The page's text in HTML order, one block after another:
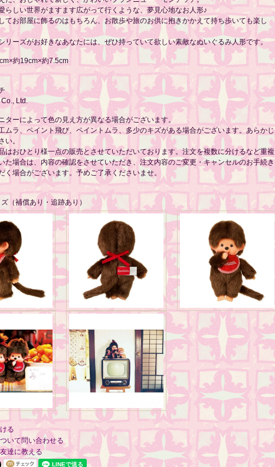
らしい世界がますます広がって行くような、夢見心地なお人形♪
てお部屋に飾るのはもちろん、お散歩や旅のお供に抱きかかえて持ち歩いても楽し
リーズがお好きなあなたには、ぜひ持っていて欲しい素敵なぬいぐるみ人形です。
約19cm×約7.5cm
Ltd.
ターによって色の見え方が異なる場合がございます。
ムラ、ペイント飛び、ペイントムラ、多少のキズがある場合がございます。あらかじ
い。
はおひとり様一点の販売とさせていただいております。注文を複数に分けるなど重複
た場合は、内容の確認をさせていただき、注文内容のご変更・キャンセルのお手続き
く場合がございます。予めご了承くださいませ。
（補償あり・追跡あり）
る
いて問い合わせる
達に教える